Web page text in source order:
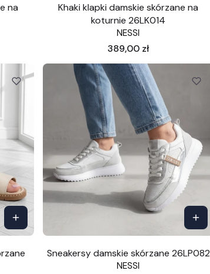
na
Khaki klapki damskie skórzane na
koturnie 26LK014
NESSI
Cena
389,00 zł
Sneakersy damskie skórzane 26LP082
NESSI